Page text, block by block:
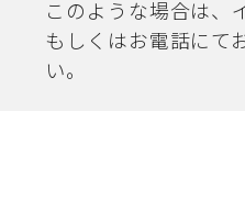
このような場合は、
もしくはお電話にて
い。